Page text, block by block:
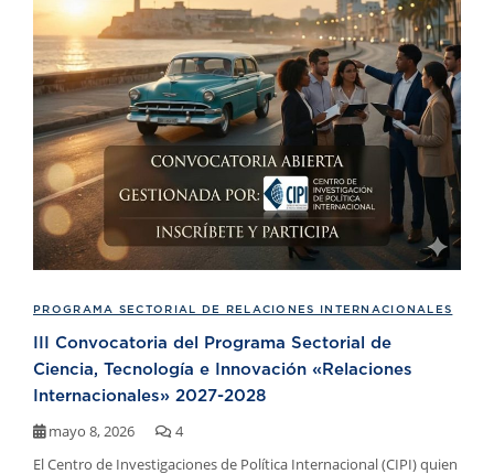
PROGRAMA SECTORIAL DE RELACIONES INTERNACIONALES
III Convocatoria del Programa Sectorial de
Ciencia, Tecnología e Innovación «Relaciones
Internacionales» 2027-2028
mayo 8, 2026
4
El Centro de Investigaciones de Política Internacional (CIPI) quien